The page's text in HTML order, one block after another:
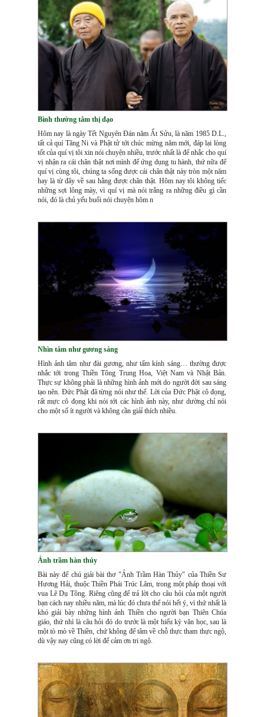
Bình thường tâm thị đạo
Hôm nay là ngày Tết Nguyên Đán năm Ất Sửu, là năm 1985 D.L.,
tất cả quí Tăng Ni và Phật tử tới chúc mừng năm mới, đáp lại lòng
tốt của quí vị tôi xin nói chuyện nhiều, trước nhất là để nhắc cho quí
vị nhận ra cái chân thật nơi mình để ứng dụng tu hành, thứ nữa để
quí vị cùng tôi, chúng ta sống được cái chân thật này tròn một năm
hay là từ đây về sau hằng được chân thật. Hôm nay tôi không tiếc
những sợi lông mày, vì quí vị mà nói trắng ra những điều gì cần
nói, đó là chủ yếu buổi nói chuyện hôm n
Nhìn tâm như gương sáng
Hình ảnh tâm như đài gương, như tấm kính sáng… thường được
nhắc tới trong Thiền Tông Trung Hoa, Việt Nam và Nhật Bản.
Thực sự không phải là những hình ảnh mới do người đời sau sáng
tạo nên. Đức Phật đã từng nói như thế. Lời của Đức Phật cô đọng,
rất mực cô đọng khi nói tới các hình ảnh này, như dường chỉ nói
cho một số ít người và không cần giảỉ thích nhiều.
Ảnh trầm hàn thủy
Bài này để chú giải bài thơ "Ảnh Trầm Hàn Thủy" của Thiền Sư
Hương Hải, thuộc Thiền Phái Trúc Lâm, trong một pháp thoại với
vua Lê Dụ Tông. Riêng cũng để trả lời cho câu hỏi của một người
bạn cách nay nhiều năm, mà lúc đó chưa thể nói hết ý, vì thứ nhất là
khó giải bày những hình ảnh Thiền cho người bạn Thiên Chúa
giáo, thứ nhì là câu hỏi đó do trước là một hiếu kỳ văn học, sau là
một tò mò về Thiền, chứ không để tâm về chỗ thực tham thực ngộ,
dù vậy nay cũng có lời để cảm ơn tri ngộ.